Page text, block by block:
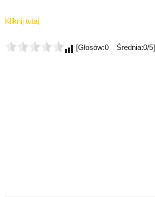
Kliknij tutaj
[Głosów:0 Średnia:0/5]